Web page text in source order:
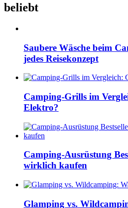
beliebt
Saubere Wäsche beim
jedes Reisekonzept
Camping-Grills im
Elektro?
Camping-Ausrüstung
wirklich kaufen
Glamping vs.